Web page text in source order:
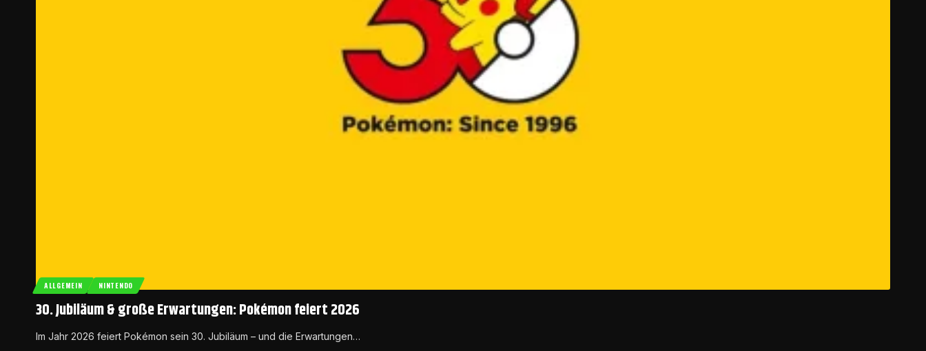
ALLGEMEIN NINTENDO
30. Jubiläum & große Erwartungen: Pokémon feiert 2026
Im Jahr 2026 feiert Pokémon sein 30. Jubiläum – und die Erwartungen…